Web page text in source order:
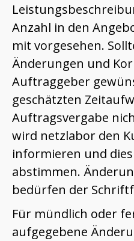
Anzahl in den
mit vorgesehen.
Änderungen und
Auftraggeber
geschätzten
Auftragsvergabe
wird netzlabor den
informieren und
abstimmen.
bedürfen der
Für mündlich oder
aufgegebene